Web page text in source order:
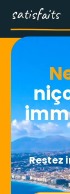
satisfaits